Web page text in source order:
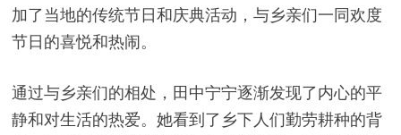
加了当地的传统节日和庆典活动，与乡亲们一同欢度
节日的喜悦和热闹。
通过与乡亲们的相处，田中宁宁逐渐发现了内心的平
静和对生活的热爱。她看到了乡下人们勤劳耕种的背